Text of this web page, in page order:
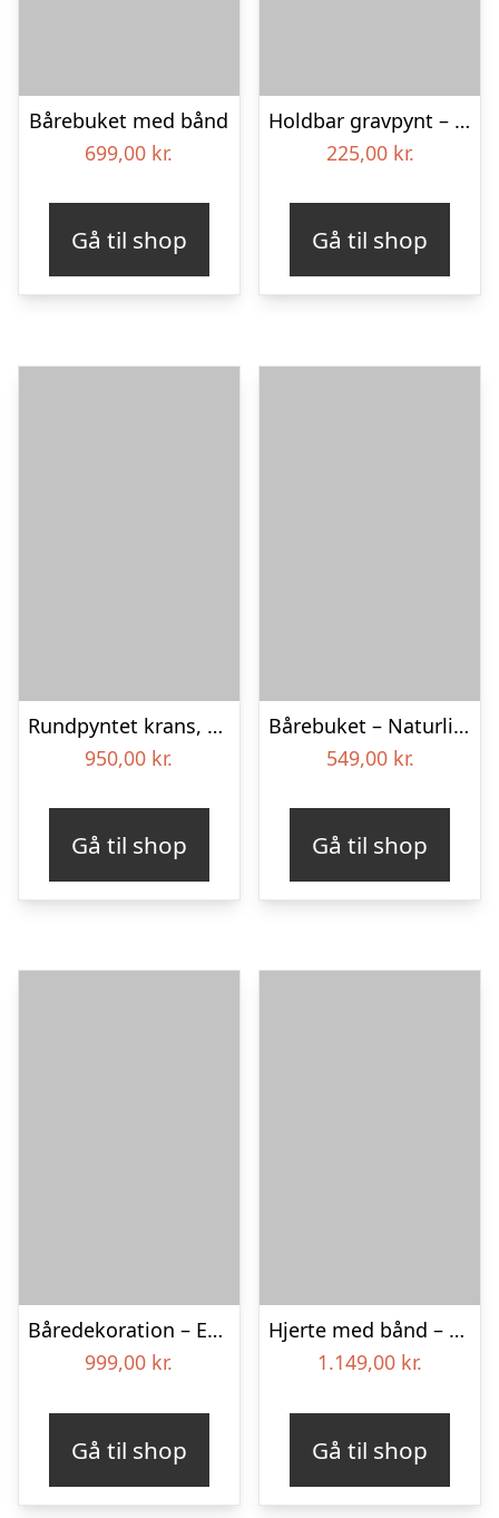
Bårebuket med bånd
699,00 kr.
Gå til shop
Holdbar gravpynt – Blomster til begravelse
225,00 kr.
Gå til shop
Rundpyntet krans, blå og hvid – Blomster til begravelse
950,00 kr.
Gå til shop
Bårebuket – Naturlig hvid
549,00 kr.
Gå til shop
Båredekoration – Et farverigt farvel
999,00 kr.
Gå til shop
Hjerte med bånd – Floristens kreative valg
1.149,00 kr.
Gå til shop